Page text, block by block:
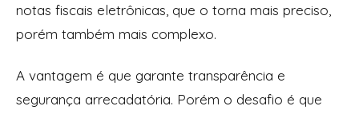
notas fiscais eletrônicas, que o torna mais preciso,
porém também mais complexo.
A vantagem é que garante transparência e
segurança arrecadatória. Porém o desafio é que